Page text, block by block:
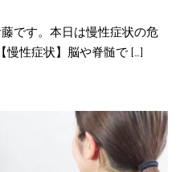
です。本日は慢性症状の危
性症状】脳や脊髄で […]